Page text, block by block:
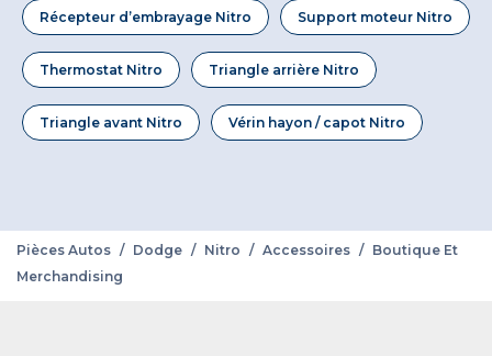
Récepteur d’embrayage Nitro Support moteur Nitro
Thermostat Nitro Triangle arrière Nitro
Triangle avant Nitro Vérin hayon / capot Nitro
Pièces Autos / Dodge / Nitro / Accessoires / Boutique Et
Merchandising